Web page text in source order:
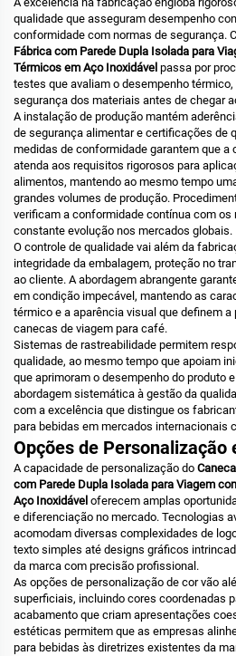
qualidade que asseguram desempenho
conformidade com normas de segurança.
Fábrica com Parede Dupla Isolada para
Térmicos em Aço Inoxidável passa por
testes que avaliam o desempenho
segurança dos materiais antes de chegar
A instalação de produção mantém
de segurança alimentar e certificações de
medidas de conformidade garantem que a
atenda aos requisitos rigorosos para
alimentos, mantendo ao mesmo tempo
grandes volumes de produção.
verificam a conformidade contínua com
constante evolução nos mercados globais.
O controle de qualidade vai além da
integridade da embalagem, proteção no
ao cliente. A abordagem abrangente
em condição impecável, mantendo as
térmico e a aparência visual que definem
canecas de viagem para café.
Sistemas de rastreabilidade permitem
qualidade, ao mesmo tempo que apoiam
que aprimoram o desempenho do produto
abordagem sistemática à gestão da
com a excelência que distingue os
para bebidas em mercados internacionais
Opções de Personalização
A capacidade de personalização do
com Parede Dupla Isolada para Viagem
Aço Inoxidável oferecem amplas
e diferenciação no mercado. Tecnologias
acomodam diversas complexidades de
texto simples até designs gráficos
da marca com precisão profissional.
As opções de personalização de cor vão
superficiais, incluindo cores coordenadas
acabamento que criam apresentações
estéticas permitem que as empresas
para bebidas às diretrizes existentes da